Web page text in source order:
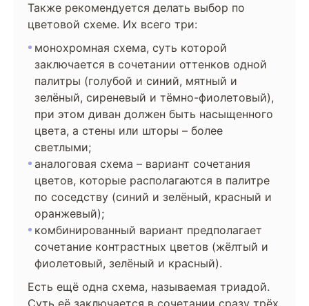
Также рекомендуется делать выбор по
цветовой схеме. Их всего три:
монохромная схема, суть которой
заключается в сочетании оттенков одной
палитры (голубой и синий, мятный и
зелёный, сиреневый и тёмно-фиолетовый),
при этом диван должен быть насыщенного
цвета, а стены или шторы – более
светлыми;
аналоговая схема – вариант сочетания
цветов, которые располагаются в палитре
по соседству (синий и зелёный, красный и
оранжевый);
комбинированный вариант предполагает
сочетание контрастных цветов (жёлтый и
фиолетовый, зелёный и красный).
Есть ещё одна схема, называемая триадой.